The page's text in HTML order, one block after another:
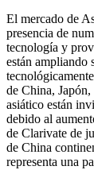
El mercado de
presencia de
tecnología y
están ampliando
de China,
asiático están
debido al
de Clarivate de
de China
representa una